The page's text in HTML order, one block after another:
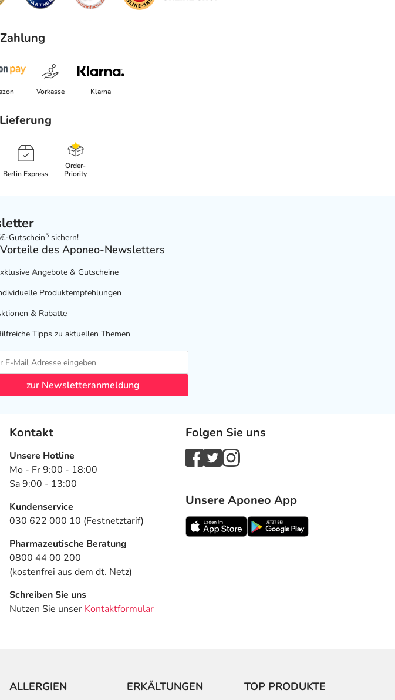
Vorkasse Klarna
Berlin Express
Order-
Priority
Gutschein5 sichern!
des Aponeo-Newsletters
Angebote & Gutscheine
Produktempfehlungen
& Rabatte
Tipps zu aktuellen Themen
zur Newsletteranmeldung
Kontakt
Unsere Hotline
Mo - Fr 9:00 - 18:00
Sa 9:00 - 13:00
Kundenservice
030 622 000 10 (Festnetztarif)
Pharmazeutische Beratung
0800 44 00 200
(kostenfrei aus dem dt. Netz)
Schreiben Sie uns
Nutzen Sie unser Kontaktformular
Folgen Sie uns
Unsere Aponeo App
ALLERGIEN ERKÄLTUNGEN TOP PRODUKTE